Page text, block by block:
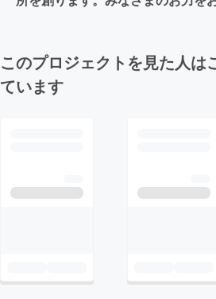
このプロジェクトを見た人は
ています